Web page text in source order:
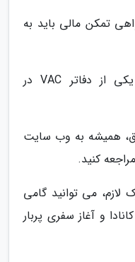
تمکن مالی باید به
شرکت در جلسه بایومتریک در یکی از دفاتر VAC در
همیشه به وب سایت
لازم، می توانید گامی
و آغاز سفری پربار